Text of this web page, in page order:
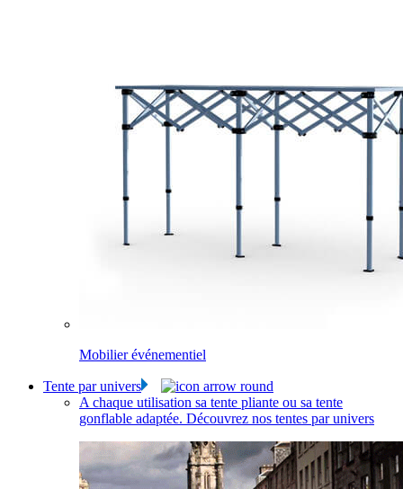
Mobilier événementiel
Tente par univers
A chaque utilisation sa tente pliante ou sa tente
gonflable adaptée. Découvrez nos tentes par univers